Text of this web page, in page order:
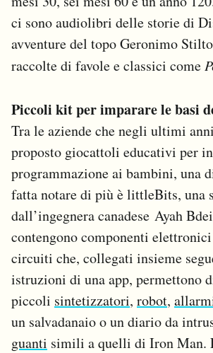
ci sono audiolibri delle storie di
avventure del topo Geronimo
raccolte di favole e classici come
Piccoli kit per imparare le basi
Tra le aziende che negli ultimi
proposto giocattoli educativi per
programmazione ai bambini, una
fatta notare di più è littleBits, una
dall’ingegnera canadese Ayah
contengono componenti elettronici
circuiti che, collegati insieme
istruzioni di una app, permettono
piccoli sintetizzatori, robot,
un salvadanaio o un diario da
guanti simili a quelli di Iron Man.